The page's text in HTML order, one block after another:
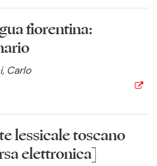
fiorentina:
Carlo
lessicale toscano
elettronica]